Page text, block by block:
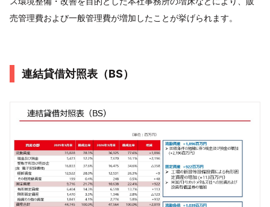
売管理費および一般管理費が増加したことが挙げられます。
連結貸借対照表（BS）